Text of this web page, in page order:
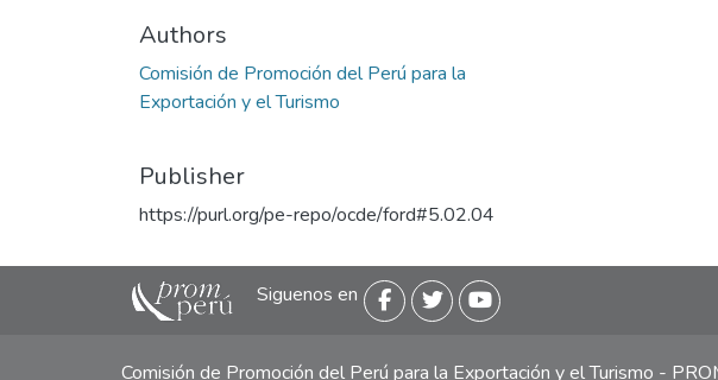
Authors
Comisión de Promoción del Perú para la
Exportación y el Turismo
Publisher
https://purl.org/pe-repo/ocde/ford#5.02.04
Siguenos en
Comisión de Promoción del Perú para la Exportación y el Turismo -